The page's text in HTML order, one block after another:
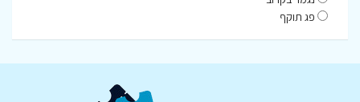
פג תוקף